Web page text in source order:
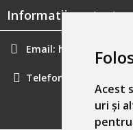
Acest
uri și
Informatii contact:
Email:
Telefon: